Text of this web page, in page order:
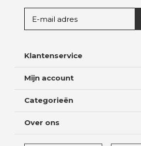
Klantenservice
Mijn account
Categorieën
Over ons